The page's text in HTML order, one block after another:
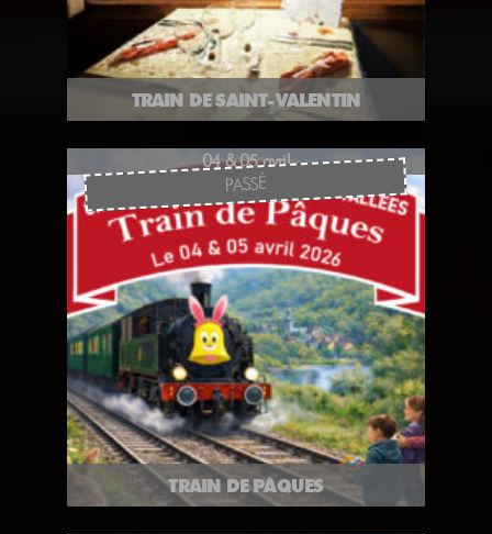
TRAIN DE SAINT-VALENTIN
04 & 05 avril
PASSÉ
TRAIN DE PÂQUES